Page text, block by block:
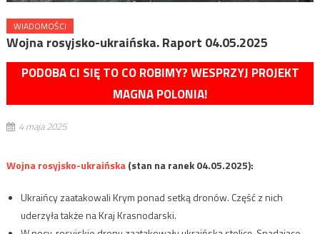
WIADOMOŚCI
Wojna rosyjsko-ukraińska. Raport 04.05.2025
PODOBA CI SIĘ TO CO ROBIMY? WESPRZYJ PROJEKT
MAGNA POLONIA!
4 maja 2025
Wojna rosyjsko-ukraińska(stan na ranek 04.05.2025):
Ukraińcy zaatakowali Krym ponad setką dronów. Część z nich
uderzyła także na Kraj Krasnodarski.